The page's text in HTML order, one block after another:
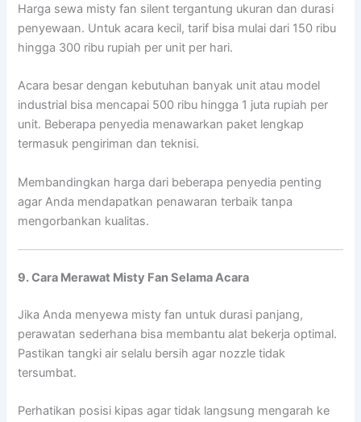
Harga sewa misty fan silent tergantung ukuran dan durasi
penyewaan. Untuk acara kecil, tarif bisa mulai dari 150 ribu
hingga 300 ribu rupiah per unit per hari.
Acara besar dengan kebutuhan banyak unit atau model
industrial bisa mencapai 500 ribu hingga 1 juta rupiah per
unit. Beberapa penyedia menawarkan paket lengkap
termasuk pengiriman dan teknisi.
Membandingkan harga dari beberapa penyedia penting
agar Anda mendapatkan penawaran terbaik tanpa
mengorbankan kualitas.
9. Cara Merawat Misty Fan Selama Acara
Jika Anda menyewa misty fan untuk durasi panjang,
perawatan sederhana bisa membantu alat bekerja optimal.
Pastikan tangki air selalu bersih agar nozzle tidak
tersumbat.
Perhatikan posisi kipas agar tidak langsung mengarah ke